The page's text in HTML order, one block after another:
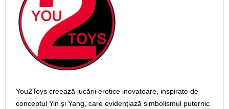
You2Toys creează jucării erotice inovatoare, inspirate de
conceptul Yin și Yang, care evidențiază simbolismul puternic